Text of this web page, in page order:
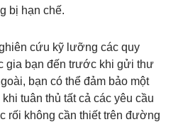
bị hạn chế.
cứu kỹ lưỡng các quy
gia bạn đến trước khi gửi thư
bạn có thể đảm bảo một
tuân thủ tất cả các yêu cầu
rối không cần thiết trên đường